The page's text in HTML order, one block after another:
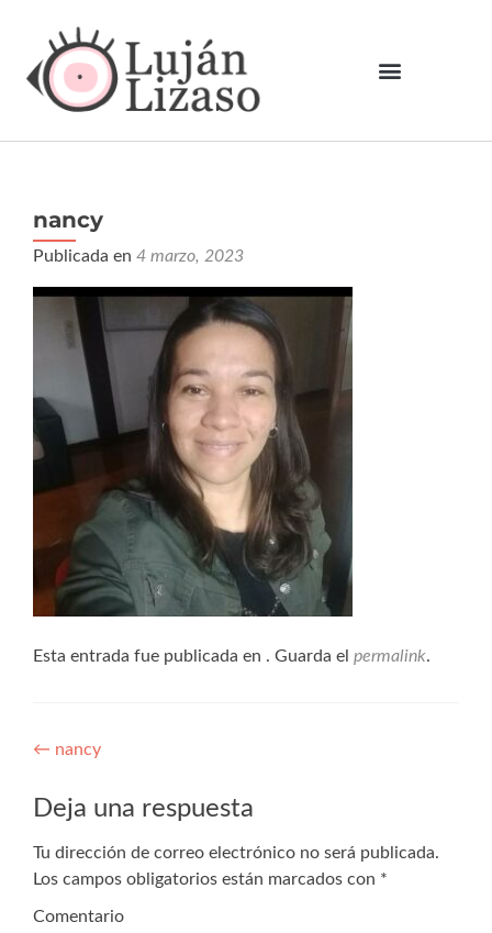
nancy
Publicada en 4 marzo, 2023
Esta entrada fue publicada en . Guarda el permalink.
← nancy
Deja una respuesta
Tu dirección de correo electrónico no será publicada.
Los campos obligatorios están marcados con *
Comentario